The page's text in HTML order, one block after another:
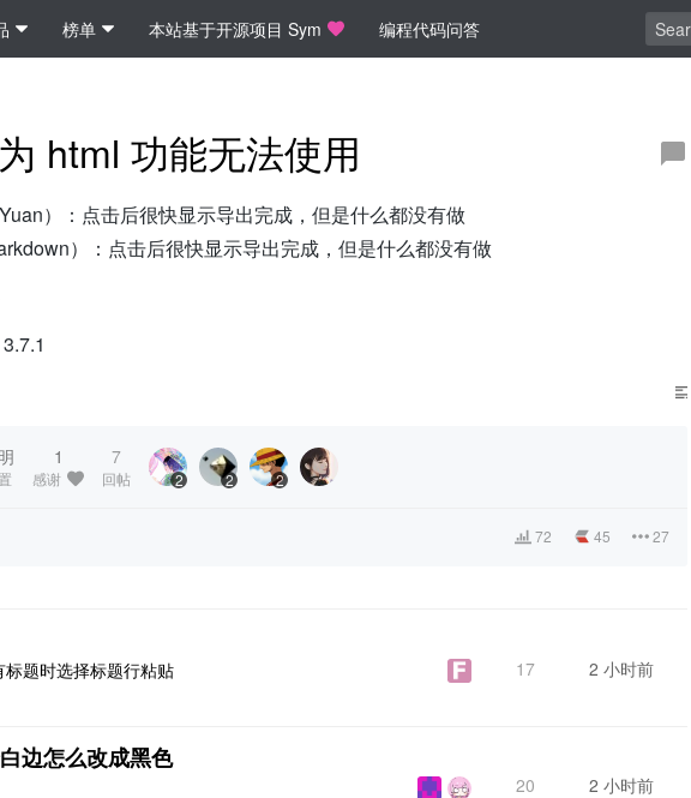
榜单 本站基于开源项目 Sym 编程代码问答
html 功能无法使用
）：点击后很快显示导出完成，但是什么都没有做
）：点击后很快显示导出完成，但是什么都没有做
1
感谢
7
回帖 2 2 2
72 45 27
题时选择标题行粘贴
17 2 小时前
边怎么改成黑色
20 2 小时前